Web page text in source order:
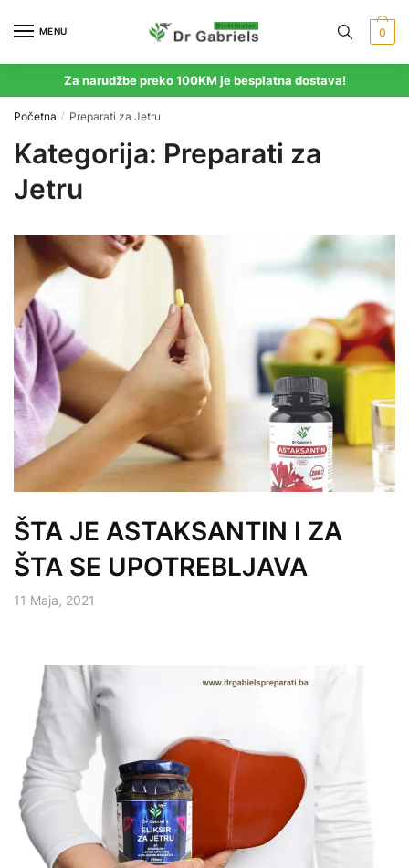
MENU 0
Za narudžbe preko 100KM je besplatna dostava!
Početna / Preparati za Jetru
Kategorija: Preparati za
Jetru
ŠTA JE ASTAKSANTIN I ZA
ŠTA SE UPOTREBLJAVA
11 Maja, 2021